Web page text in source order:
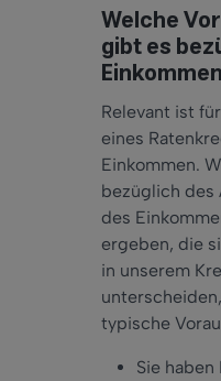
Welche
gibt es
Relevant ist
eines
Einkommen.
bezüglich des
des
ergeben, die
in unserem
typische
Sie